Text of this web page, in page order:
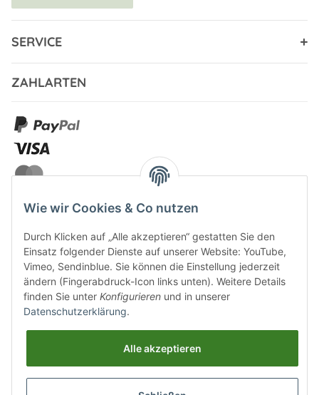
SERVICE
ZAHLARTEN
VERSANDARTEN
Sichere Zahlung
Wie wir Cookies & Co nutzen
Durch Klicken auf „Alle akzeptieren“ gestatten Sie den
Einsatz folgender Dienste auf unserer Website: YouTube,
Vimeo, Sendinblue. Sie können die Einstellung jederzeit
ändern (Fingerabdruck-Icon links unten). Weitere Details
finden Sie unter Konfigurieren und in unserer
Datenschutzerklärung.
Alle akzeptieren